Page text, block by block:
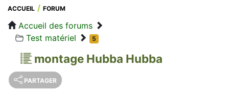
ACCUEIL FORUM
Accueil des forums
Test matériel
5
montage Hubba Hubba
PARTAGER